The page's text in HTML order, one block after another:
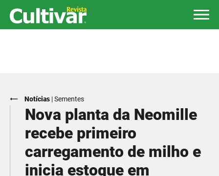
Notícias |Sementes
Nova planta da Neomille
recebe primeiro
carregamento de milho e
inicia estoque em